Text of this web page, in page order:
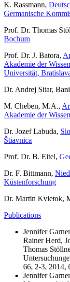
K. Rassmann,
Germanische
Prof. Dr. Thomas
Bochum
Prof. Dr. J. Batora,
Akademie der
Universität,
Dr. Andrej Sitar,
M. Cheben, M.A.,
Akademie der
Dr. Jozef Labuda,
Štiavnica
Prof. Dr. B. Eitel,
Dr. F. Bittmann,
Küstenforschung
Dr. Martin Kvietok,
Publications
Jennifer
Rainer Herd,
Thomas
66, 2-3, 2014,
Jennifer